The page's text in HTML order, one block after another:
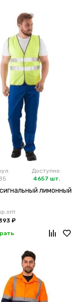
Доступно:
4657 шт.
лимонный
₽